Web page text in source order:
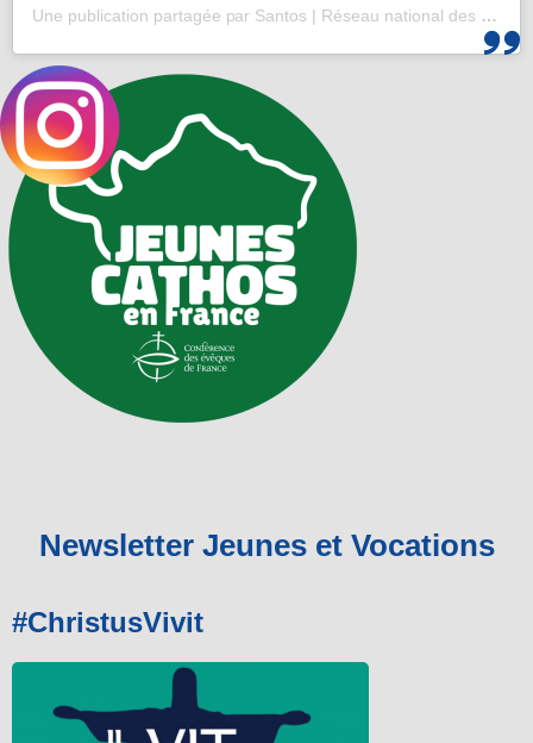
Une publication partagée par Santos | Réseau national des 25-35 (@santos_cef)
Newsletter Jeunes et Vocations
#ChristusVivit